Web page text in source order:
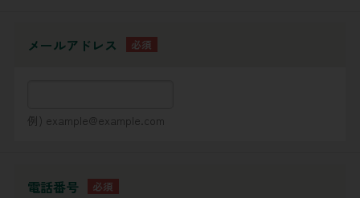
メールアドレス
例) example@example.com
電話番号